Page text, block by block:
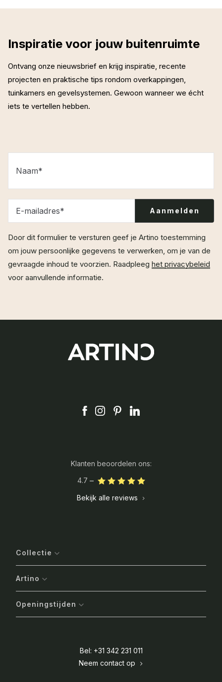
Inspiratie voor jouw buitenruimte
Ontvang onze nieuwsbrief en krijg inspiratie, recente
projecten en praktische tips rondom overkappingen,
tuinkamers en gevelsystemen. Gewoon wanneer we écht
iets te vertellen hebben.
Naam*
E-mailadres*
Door dit formulier te versturen geef je Artino toestemming
om jouw persoonlijke gegevens te verwerken, om je van de
gevraagde inhoud te voorzien. Raadpleeg het privacybeleid
voor aanvullende informatie.
Klanten beoordelen ons:
4.7
Bekijk alle reviews
Bel: +31 342 231 011
Neem contact op
Collectie
Artino
Openingstijden